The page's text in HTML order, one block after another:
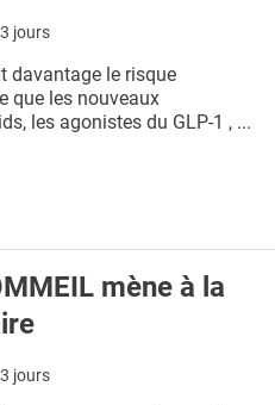
jours
davantage le risque
que les nouveaux
les agonistes du GLP-1 , ...
mène à la
jours